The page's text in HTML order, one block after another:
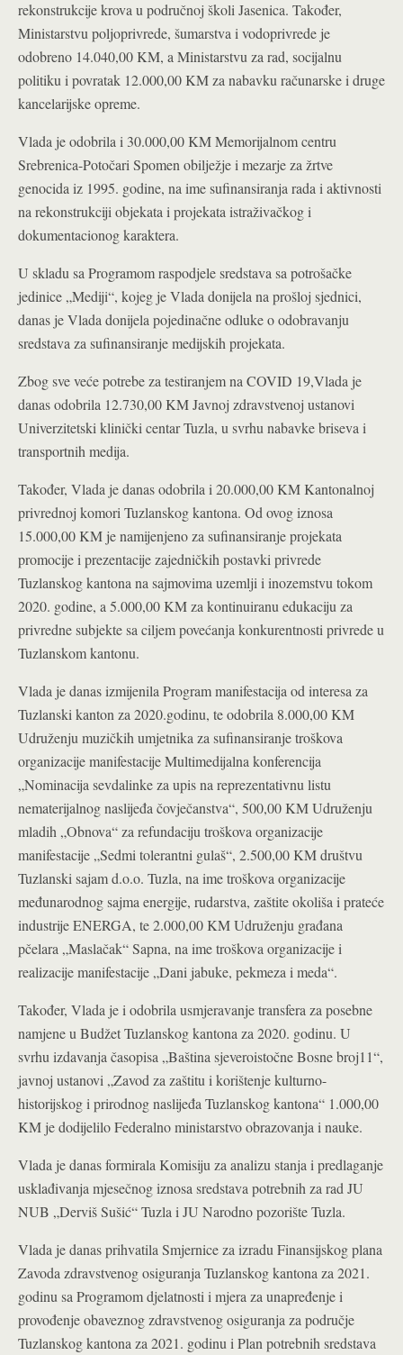
rekonstrukcije krova u područnoj školi Jasenica. Također,
Ministarstvu poljoprivrede, šumarstva i vodoprivrede je
odobreno 14.040,00 KM, a Ministarstvu za rad, socijalnu
politiku i povratak 12.000,00 KM za nabavku računarske i druge
kancelarijske opreme.
Vlada je odobrila i 30.000,00 KM Memorijalnom centru
Srebrenica-Potočari Spomen obilježje i mezarje za žrtve
genocida iz 1995. godine, na ime sufinansiranja rada i aktivnosti
na rekonstrukciji objekata i projekata istraživačkog i
dokumentacionog karaktera.
U skladu sa Programom raspodjele sredstava sa potrošačke
jedinice „Mediji“, kojeg je Vlada donijela na prošloj sjednici,
danas je Vlada donijela pojedinačne odluke o odobravanju
sredstava za sufinansiranje medijskih projekata.
Zbog sve veće potrebe za testiranjem na COVID 19,Vlada je
danas odobrila 12.730,00 KM Javnoj zdravstvenoj ustanovi
Univerzitetski klinički centar Tuzla, u svrhu nabavke briseva i
transportnih medija.
Također, Vlada je danas odobrila i 20.000,00 KM Kantonalnoj
privrednoj komori Tuzlanskog kantona. Od ovog iznosa
15.000,00 KM je namijenjeno za sufinansiranje projekata
promocije i prezentacije zajedničkih postavki privrede
Tuzlanskog kantona na sajmovima uzemlji i inozemstvu tokom
2020. godine, a 5.000,00 KM za kontinuiranu edukaciju za
privredne subjekte sa ciljem povećanja konkurentnosti privrede u
Tuzlanskom kantonu.
Vlada je danas izmijenila Program manifestacija od interesa za
Tuzlanski kanton za 2020.godinu, te odobrila 8.000,00 KM
Udruženju muzičkih umjetnika za sufinansiranje troškova
organizacije manifestacije Multimedijalna konferencija
„Nominacija sevdalinke za upis na reprezentativnu listu
nematerijalnog naslijeđa čovječanstva“, 500,00 KM Udruženju
mladih „Obnova“ za refundaciju troškova organizacije
manifestacije „Sedmi tolerantni gulaš“, 2.500,00 KM društvu
Tuzlanski sajam d.o.o. Tuzla, na ime troškova organizacije
međunarodnog sajma energije, rudarstva, zaštite okoliša i prateće
industrije ENERGA, te 2.000,00 KM Udruženju građana
pčelara „Maslačak“ Sapna, na ime troškova organizacije i
realizacije manifestacije „Dani jabuke, pekmeza i meda“.
Također, Vlada je i odobrila usmjeravanje transfera za posebne
namjene u Budžet Tuzlanskog kantona za 2020. godinu. U
svrhu izdavanja časopisa „Baština sjeveroistočne Bosne broj11“,
javnoj ustanovi „Zavod za zaštitu i korištenje kulturno-
historijskog i prirodnog naslijeđa Tuzlanskog kantona“ 1.000,00
KM je dodijelilo Federalno ministarstvo obrazovanja i nauke.
Vlada je danas formirala Komisiju za analizu stanja i predlaganje
usklađivanja mjesečnog iznosa sredstava potrebnih za rad JU
NUB „Derviš Sušić“ Tuzla i JU Narodno pozorište Tuzla.
Vlada je danas prihvatila Smjernice za izradu Finansijskog plana
Zavoda zdravstvenog osiguranja Tuzlanskog kantona za 2021.
godinu sa Programom djelatnosti i mjera za unapređenje i
provođenje obaveznog zdravstvenog osiguranja za područje
Tuzlanskog kantona za 2021. godinu i Plan potrebnih sredstava